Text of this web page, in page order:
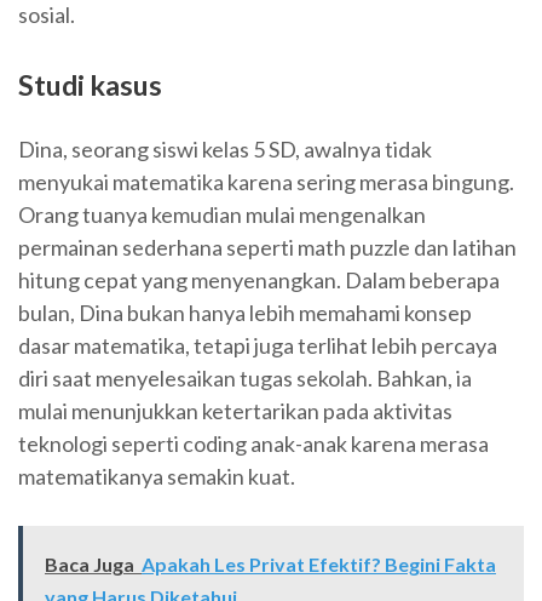
sosial.
Studi kasus
Dina, seorang siswi kelas 5 SD, awalnya tidak
menyukai matematika karena sering merasa bingung.
Orang tuanya kemudian mulai mengenalkan
permainan sederhana seperti math puzzle dan latihan
hitung cepat yang menyenangkan. Dalam beberapa
bulan, Dina bukan hanya lebih memahami konsep
dasar matematika, tetapi juga terlihat lebih percaya
diri saat menyelesaikan tugas sekolah. Bahkan, ia
mulai menunjukkan ketertarikan pada aktivitas
teknologi seperti coding anak-anak karena merasa
matematikanya semakin kuat.
Baca Juga Apakah Les Privat Efektif? Begini Fakta